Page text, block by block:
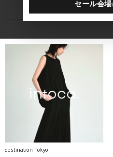
関連キ
destination Tokyo